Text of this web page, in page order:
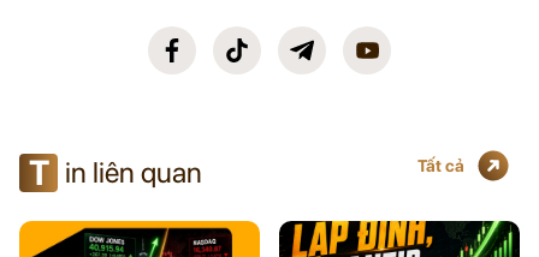
T in liên quan Tất cả